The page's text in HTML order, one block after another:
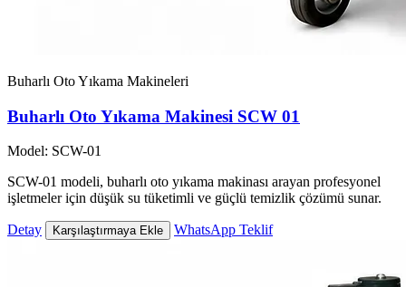
Buharlı Oto Yıkama Makineleri
Buharlı Oto Yıkama Makinesi SCW 01
Model: SCW-01
SCW-01 modeli, buharlı oto yıkama makinası arayan profesyonel
işletmeler için düşük su tüketimli ve güçlü temizlik çözümü sunar.
Detay Karşılaştırmaya Ekle WhatsApp Teklif